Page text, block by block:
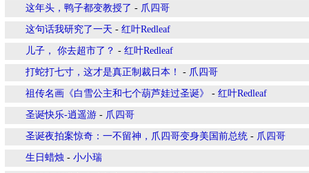
这年头，鸭子都变教授了 - 爪四哥
这句话我研究了一天 - 红叶Redleaf
儿子， 你去超市了？ - 红叶Redleaf
打蛇打七寸，这才是真正制裁日本！ - 爪四哥
祖传名画《白雪公主和七个葫芦娃过圣诞》 - 红叶Redleaf
圣诞快乐-逍遥游 - 爪四哥
圣诞夜拍案惊奇：一不留神，爪四哥变身美国前总统 - 爪四哥
生日蜡烛 - 小小瑞